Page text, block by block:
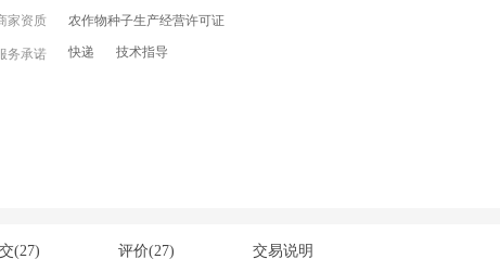
询问加微信
家资质 农作物种子生产经营许可证
务承诺 快递 技术指导
(27) 评价(27) 交易说明